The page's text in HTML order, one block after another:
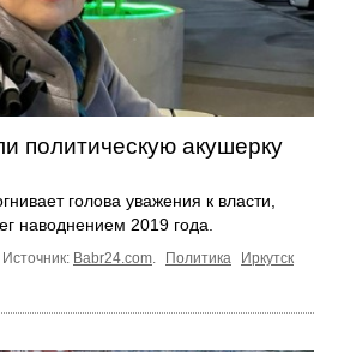
политическую акушерку
голова уважения к власти,
наводнением 2019 года.
Источник: Babr24.com Политика
Иркутск